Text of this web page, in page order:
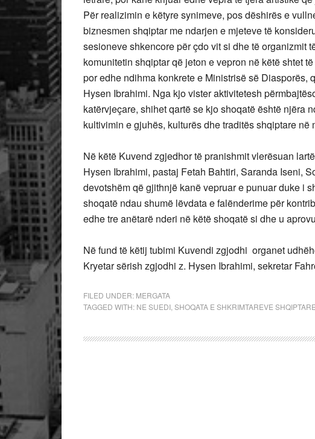
Për realizimin e këtyre synimeve, pos dëshirës e
biznesmen shqiptar me ndarjen e mjeteve të
sesioneve shkencore për çdo vit si dhe të organizmit
komunitetin shqiptar që jeton e vepron në këtë shtet
por edhe ndihma konkrete e Ministrisë së Diasporës,
Hysen Ibrahimi. Nga kjo vister aktivitetesh
katërvjeçare, shihet qartë se kjo shoqatë është njëra
kultivimin e gjuhës, kulturës dhe traditës shqiptare në
Në këtë Kuvend zgjedhor të pranishmit vlerësuan
Hysen Ibrahimi, pastaj Fetah Bahtiri, Saranda Iseni,
devotshëm që gjithnjë kanë vepruar e punuar duke i
shoqatë ndau shumë lëvdata e falënderime për
edhe tre anëtarë nderi në këtë shoqatë si dhe u
Në fund të këtij tubimi Kuvendi zgjodhi organet
Kryetar sërish zgjodhi z. Hysen Ibrahimi, sekretar
FILED UNDER: MERGATA
TAGGED WITH: NE SUEDI SHOQATA E SHKRIMTAREVE SHQIPTARE